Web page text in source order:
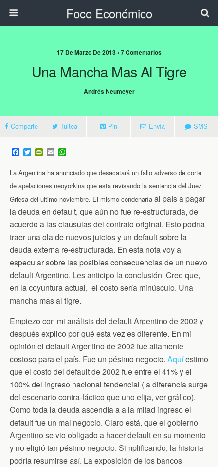
Foco Económico
17 De Marzo De 2013 • 7 Comentarios
Una Mancha Mas Al Tigre
Andrés Neumeyer
Comparte Tuitea Pin Envía SMS
F
a
c
e
b
o
o
k
T
w
t
t
e
r
P
n
t
F
r
e
n
d
l
y
E
m
i
l
t
s
A
p
La Argentina ha anunciado que desacatará un fallo adverso de corte
de apelaciones neoyorkina que esta revisando la sentencia del Juez
Griesa del ultimo noviembre. El mismo condenaría al país a pagar
la deuda en default, que aún no fue re-estructurada, de
acuerdo a las clausulas del contrato original. Esto podría
traer una ola de nuevos juicios y un default sobre la
deuda externa re-estructurada. En esta nota voy a
especular sobre las posibles consecuencias de un nuevo
default Argentino. Les anticipo la conclusión. Creo que,
en la coyuntura actual, el costo sería minúsculo. Una
mancha mas al tigre.
Empiezo con mi análisis del default Argentino de 2002 y
después explico por qué esta vez es diferente. En mi
opinión el default Argentino de 2002 fue altamente
costoso para el país. Fue un pésimo negocio. Aquíestimo
que el costo del default de 2002 fue entre el 41% y el
100% del ingreso nacional tendencial (la diferencia surge
del escenario contra-fáctico que uno elija, ver gráfico).
Como toda la deuda ascendía a a la mitad ingreso el
default fue un mal negocio. Claro está, que el gobierno
Argentino se vio obligado a hacer default en su momento
y no eligió tan pésimo negocio. Simplificando, la historia
podría resumirse así. La exposición de los bancos